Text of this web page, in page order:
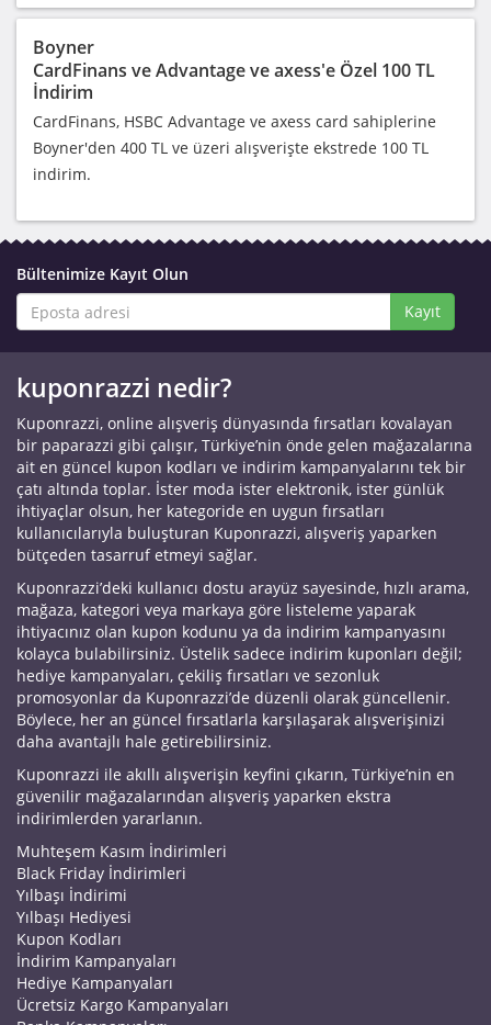
Boyner
CardFinans ve Advantage ve axess'e Özel 100 TL
İndirim
CardFinans, HSBC Advantage ve axess card sahiplerine
Boyner'den 400 TL ve üzeri alışverişte ekstrede 100 TL
indirim.
Bültenimize Kayıt Olun
Kayıt
kuponrazzi nedir?
Kuponrazzi, online alışveriş dünyasında fırsatları kovalayan
bir paparazzi gibi çalışır, Türkiye’nin önde gelen mağazalarına
ait en güncel kupon kodları ve indirim kampanyalarını tek bir
çatı altında toplar. İster moda ister elektronik, ister günlük
ihtiyaçlar olsun, her kategoride en uygun fırsatları
kullanıcılarıyla buluşturan Kuponrazzi, alışveriş yaparken
bütçeden tasarruf etmeyi sağlar.
Kuponrazzi’deki kullanıcı dostu arayüz sayesinde, hızlı arama,
mağaza, kategori veya markaya göre listeleme yaparak
ihtiyacınız olan kupon kodunu ya da indirim kampanyasını
kolayca bulabilirsiniz. Üstelik sadece indirim kuponları değil;
hediye kampanyaları, çekiliş fırsatları ve sezonluk
promosyonlar da Kuponrazzi’de düzenli olarak güncellenir.
Böylece, her an güncel fırsatlarla karşılaşarak alışverişinizi
daha avantajlı hale getirebilirsiniz.
Kuponrazzi ile akıllı alışverişin keyfini çıkarın, Türkiye’nin en
güvenilir mağazalarından alışveriş yaparken ekstra
indirimlerden yararlanın.
Muhteşem Kasım İndirimleri
Black Friday İndirimleri
Yılbaşı İndirimi
Yılbaşı Hediyesi
Kupon Kodları
İndirim Kampanyaları
Hediye Kampanyaları
Ücretsiz Kargo Kampanyaları